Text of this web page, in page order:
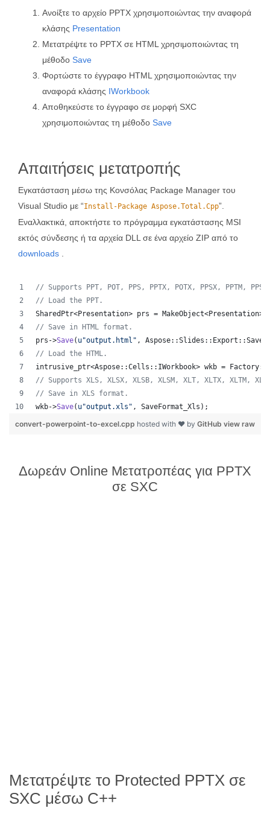
Ανοίξτε το αρχείο PPTX χρησιμοποιώντας την αναφορά
κλάσης Presentation
Μετατρέψτε το PPTX σε HTML χρησιμοποιώντας τη
μέθοδο Save
Φορτώστε το έγγραφο HTML χρησιμοποιώντας την
αναφορά κλάσης IWorkbook
Αποθηκεύστε το έγγραφο σε μορφή SXC
χρησιμοποιώντας τη μέθοδο Save
Απαιτήσεις μετατροπής
Εγκατάσταση μέσω της Κονσόλας Package Manager του
Visual Studio με “Install-Package Aspose.Total.Cpp”.
Εναλλακτικά, αποκτήστε το πρόγραμμα εγκατάστασης MSI
εκτός σύνδεσης ή τα αρχεία DLL σε ένα αρχείο ZIP από το
downloads
// Supports PPT, POT, PPS, PPTX, POTX, PPSX, PPTM,
// Load the PPT.
SharedPtr<Presentation> prs = MakeObject<Presentation>(
// Save in HTML format.
prs->Save( u"output.html " ,
// Load the HTML.
intrusive_ptr<Aspose::Cells::IWorkbook> wkb =
// Supports XLS, XLSX, XLSB, XLSM, XLT, XLTX, XLTM,
// Save in XLS format.
wkb->Save( u"output.xls " , SaveFormat_Xls);
view raw
convert-powerpoint-to-excel.cpp hosted with ❤ by GitHub
Δωρεάν Online Μετατροπέας για PPTX
σε SXC
Μετατρέψτε το Protected PPTX σε
SXC μέσω C++